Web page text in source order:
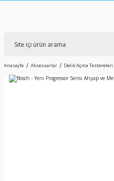
Anasayfa Aksesuarlar Delik Açma Testereleri